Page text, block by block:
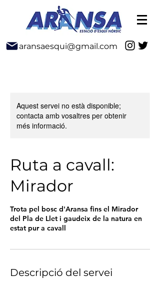
aransaesqui@gmail.com
Aquest servei no està disponible;
contacta amb vosaltres per obtenir
més informació.
Ruta a cavall:
Mirador
Trota pel bosc d'Aransa fins el Mirador
del Pla de Llet i gaudeix de la natura en
estat pur a cavall
Descripció del servei